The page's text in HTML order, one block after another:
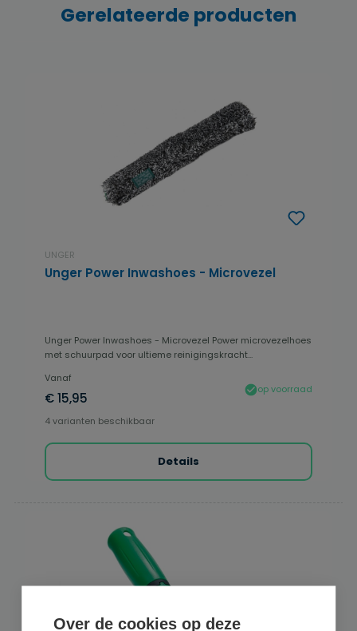
Gerelateerde producten
UNGER
Unger Power Inwashoes - Microvezel
Unger Power Inwashoes - Microvezel Power microvezelhoes
met schuurpad voor ultieme reinigingskracht...
Vanaf
€ 15,95
op voorraad
4 varianten beschikbaar
Details
Over de cookies op deze